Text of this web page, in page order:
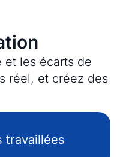
et les écarts de
réel, et créez des
travaillées